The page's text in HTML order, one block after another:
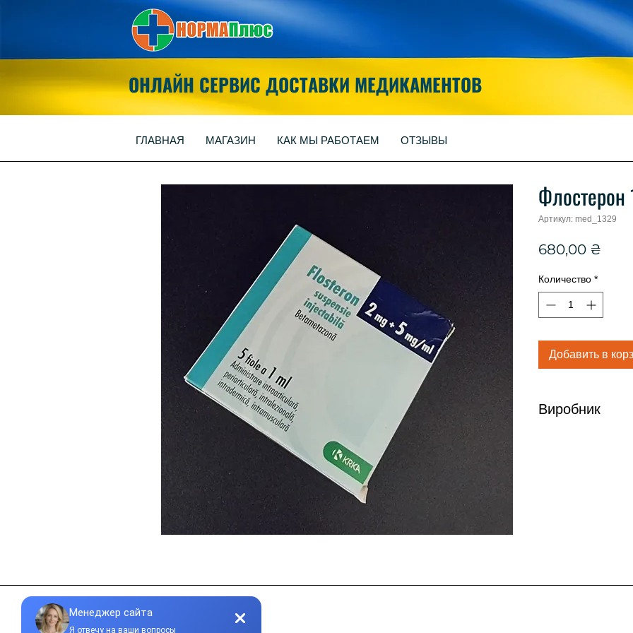
ОНЛАЙН СЕРВИС ДОСТАВКИ МЕДИКАМЕНТОВ
ГЛАВНАЯ МАГАЗИН КАК МЫ РАБОТАЕМ ОТЗЫВЫ
Артикул: med_1329
680,00 ₴
Количество *
Добавить в
Виробник